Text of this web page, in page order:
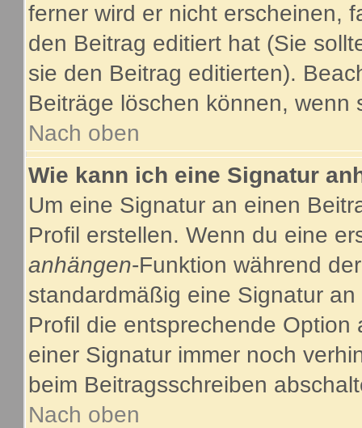
ferner wird er nicht erscheinen,
den Beitrag editiert hat (Sie
sie den Beitrag editierten).
Beiträge löschen können,
Nach oben
Wie kann ich eine Signatur
Um eine Signatur an einen
Profil erstellen. Wenn du eine
anhängen-Funktion während
standardmäßig eine Signatur
Profil die entsprechende
einer Signatur immer noch
beim Beitragsschreiben
Nach oben